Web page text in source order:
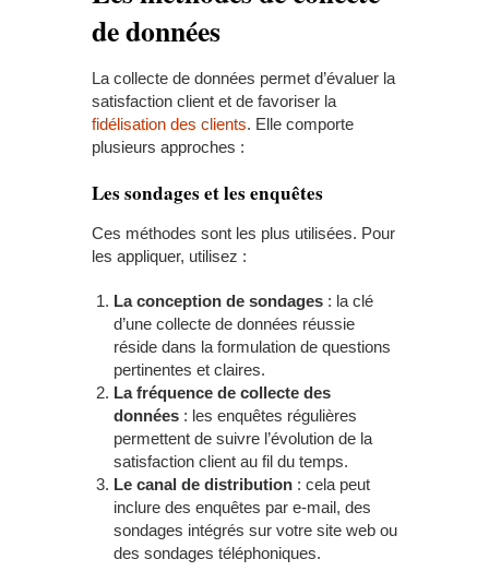
de données
La collecte de données permet d’évaluer la
satisfaction client et de favoriser la
fidélisation des clients. Elle comporte
plusieurs approches :
Les sondages etlesenquêtes
Ces méthodes sont les plus utilisées. Pour
les appliquer, utilisez :
La conception de sondages : la clé
d’une collecte de données réussie
réside dans la formulation de questions
pertinentes et claires.
La fréquence de collecte des
données : les enquêtes régulières
permettent de suivre l’évolution de la
satisfaction client au fil du temps.
Le canal de distribution : cela peut
inclure des enquêtes par e-mail, des
sondages intégrés sur votre site web ou
des sondages téléphoniques.